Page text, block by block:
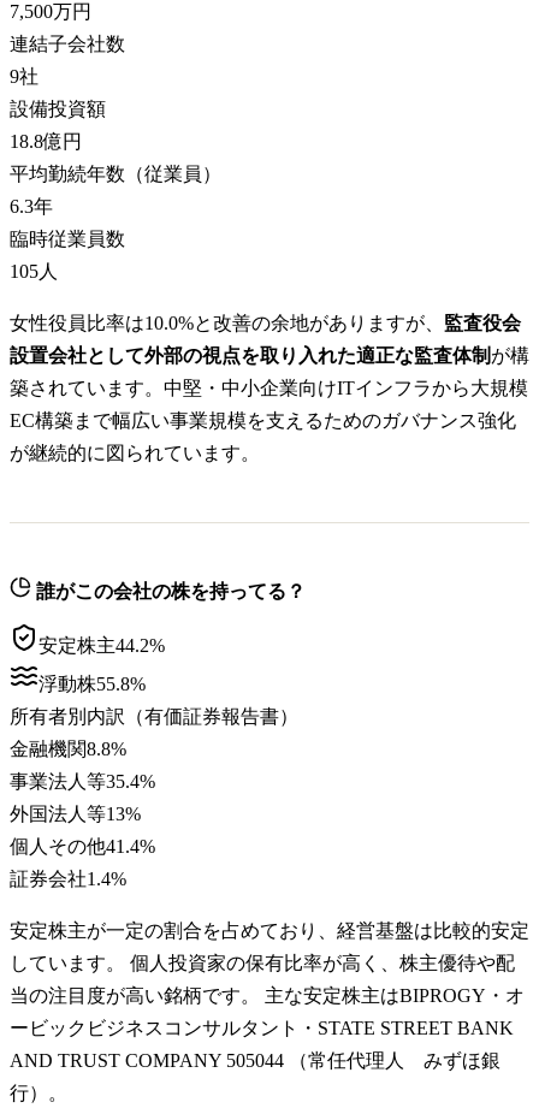
7,500万円
連結子会社数
9社
設備投資額
18.8億円
平均勤続年数（従業員）
6.3年
臨時従業員数
105人
女性役員比率は10.0%と改善の余地がありますが、 監査役会
設置会社として外部の視点を取り入れた適正な監査体制 が構
築されています。中堅・中小企業向けITインフラから大規模
EC構築まで幅広い事業規模を支えるためのガバナンス強化
が継続的に図られています。
誰がこの会社の株を持ってる？
安定株主44.2%
浮動株55.8%
所有者別内訳（有価証券報告書）
金融機関8.8%
事業法人等35.4%
外国法人等13%
個人その他41.4%
証券会社1.4%
安定株主が一定の割合を占めており、経営基盤は比較的安定
しています。 個人投資家の保有比率が高く、株主優待や配
当の注目度が高い銘柄です。 主な安定株主はBIPROGY・オ
ービックビジネスコンサルタント・STATE STREET BANK
AND TRUST COMPANY 505044 （常任代理人 みずほ銀
行）。